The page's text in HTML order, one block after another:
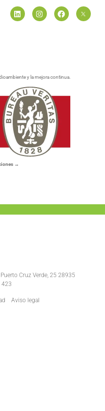
y la mejora continua.
→
Cruz Verde, 25 28935
423
Aviso legal